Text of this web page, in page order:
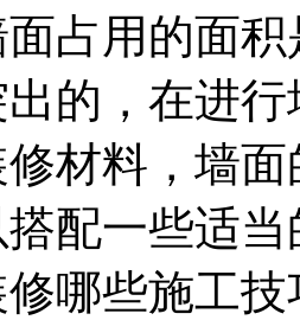
占用的面
的，在进
材料，墙
配一些适
哪些施工